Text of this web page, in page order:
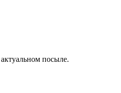
посыле.